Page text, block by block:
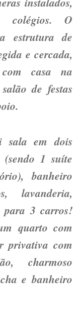
colégios. O
estrutura de
e cercada,
casa na
de festas
sala em dois
1 suíte
banheiro
lavanderia,
para 3 carros!
quarto com
privativa com
charmoso
e banheiro